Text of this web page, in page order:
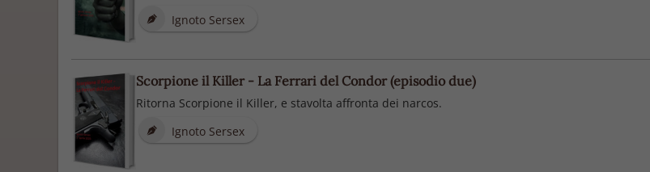
Ignoto Sersex
Scorpione il Killer - La Ferrari del Condor (episodio due)
Ritorna Scorpione il Killer, e stavolta affronta dei narcos.
Ignoto Sersex